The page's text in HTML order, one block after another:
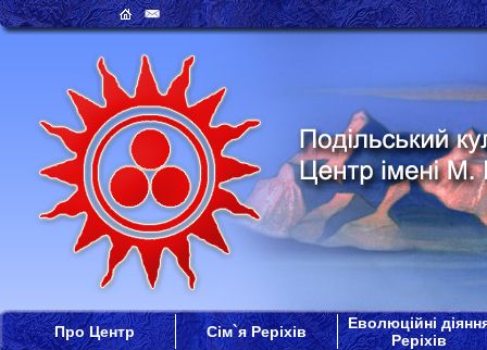
Про Центр Сім`я Реріхів
Еволюційні
Реріхів